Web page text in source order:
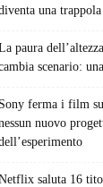
una trappola
paura
scenario:
ferma i film
nuovo
saluta 16